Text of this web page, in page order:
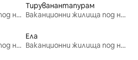
Ваканционни жилища под наем
Тируванантапурам
Ваканционни жилища под наем
Ваканционни жилища под наем
Ела
Ваканционни жилища под наем